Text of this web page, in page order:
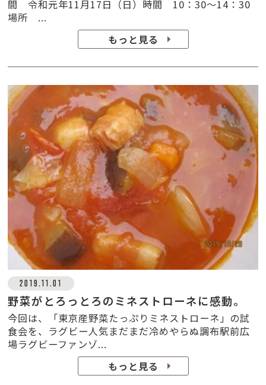
間 令和元年11月17日（日）時間 10：30～14：30
場所 ...
もっと見る
2019.11.01
野菜がとろっとろのミネストローネに感動。
今回は、「東京産野菜たっぷりミネストローネ」の試
食会を、ラグビー人気まだまだ冷めやらぬ調布駅前広
場ラグビーファンゾ...
もっと見る